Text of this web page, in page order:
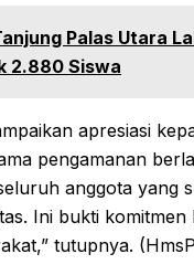
Palas Utara
2.880 Siswa
apresiasi
pengamanan
anggota yang
Ini bukti
tutupnya.